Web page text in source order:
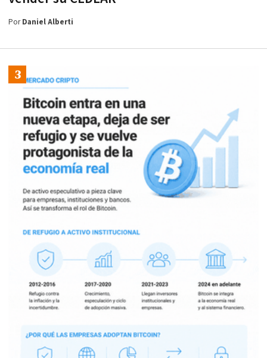
PorDaniel Alberti